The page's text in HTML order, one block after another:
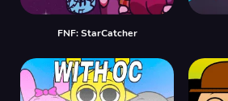
FNF: StarCatcher